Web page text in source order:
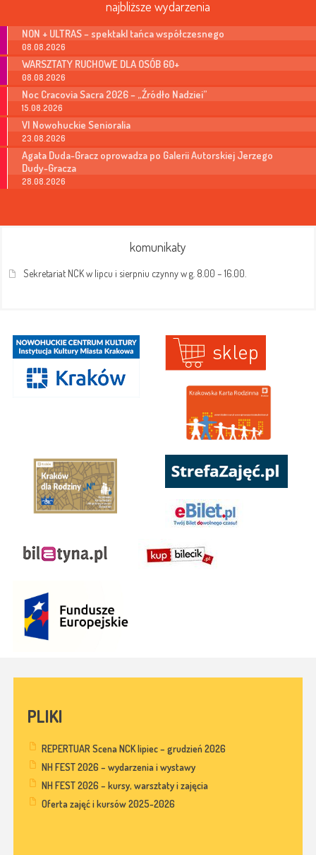
najbliższe wydarzenia
NON + ULTRAS – spektakl tańca współczesnego
08.08.2026
WARSZTATY RUCHOWE DLA OSÓB 60+
08.08.2026
Noc Cracovia Sacra 2026 – „Źródło Nadziei”
15.08.2026
VI Nowohuckie Senioralia
23.08.2026
Agata Duda-Gracz oprowadza po Galerii Autorskiej Jerzego
Dudy-Gracza
28.08.2026
komunikaty
Sekretariat NCK w lipcu i sierpniu czynny w g. 8.00 – 16.00.
PLIKI
REPERTUAR Scena NCK lipiec – grudzień 2026
NH FEST 2026 – wydarzenia i wystawy
NH FEST 2026 – kursy, warsztaty i zajęcia
Oferta zajęć i kursów 2025-2026